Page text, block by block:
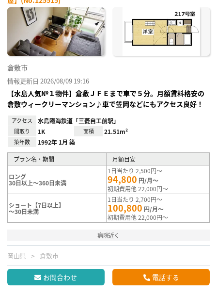
に入
り登
倉敷市
情報更新日 2026/08/09 19:16
【水島人気№１物件】倉敷ＪＦＥまで車で５分。月額賃料格安の
倉敷ウィークリーマンション♪車で笠岡などにもアクセス良好！
アクセス 水島臨海鉄道「三菱自工前駅」
間取り 1K 面積 21.51m²
築年数 1992年 1月 築
プラン名・期間 月額目安
ロング
30日以上～360日未満
1日当たり 2,500円～
94,800 円/月～
初期費用他 22,000円～
ショート【7日以上】
～30日未満
1日当たり 2,700円～
100,800 円/月～
初期費用他 22,000円～
病院近く
岡山県 倉敷市
お問合わせ 電話する